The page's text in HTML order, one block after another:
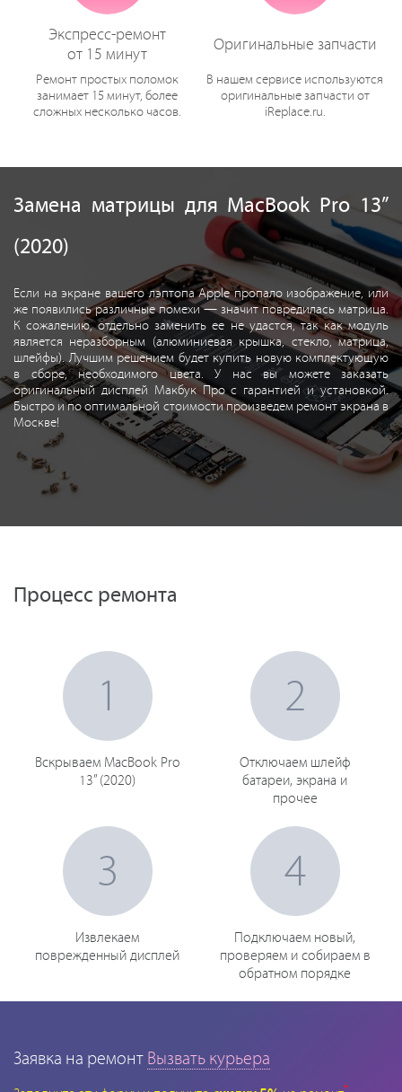
Экспресс-ремонт
от 15 минут
Ремонт простых поломок
занимает 15 минут, более
сложных несколько часов.
Оригинальные запчасти
В нашем сервисе используются
оригинальные запчасти от
iReplace.ru.
Замена матрицы для MacBook Pro 13”
(2020)
Если на экране вашего лэптопа Apple пропало изображение, или
же появились различные помехи — значит повредилась матрица.
К сожалению, отдельно заменить ее не удастся, так как модуль
является неразборным (алюминиевая крышка, стекло, матрица,
шлейфы). Лучшим решением будет купить новую комплектующую
в сборе, необходимого цвета. У нас вы можете заказать
оригинальный дисплей Макбук Про с гарантией и установкой.
Быстро и по оптимальной стоимости произведем ремонт экрана в
Москве!
Процесс ремонта
1
Вскрываем MacBook Pro
13” (2020)
2
Отключаем шлейф
батареи, экрана и
прочее
3
Извлекаем
поврежденный дисплей
4
Подключаем новый,
проверяем и собираем в
обратном порядке
Заявка на ремонт Вызвать курьера